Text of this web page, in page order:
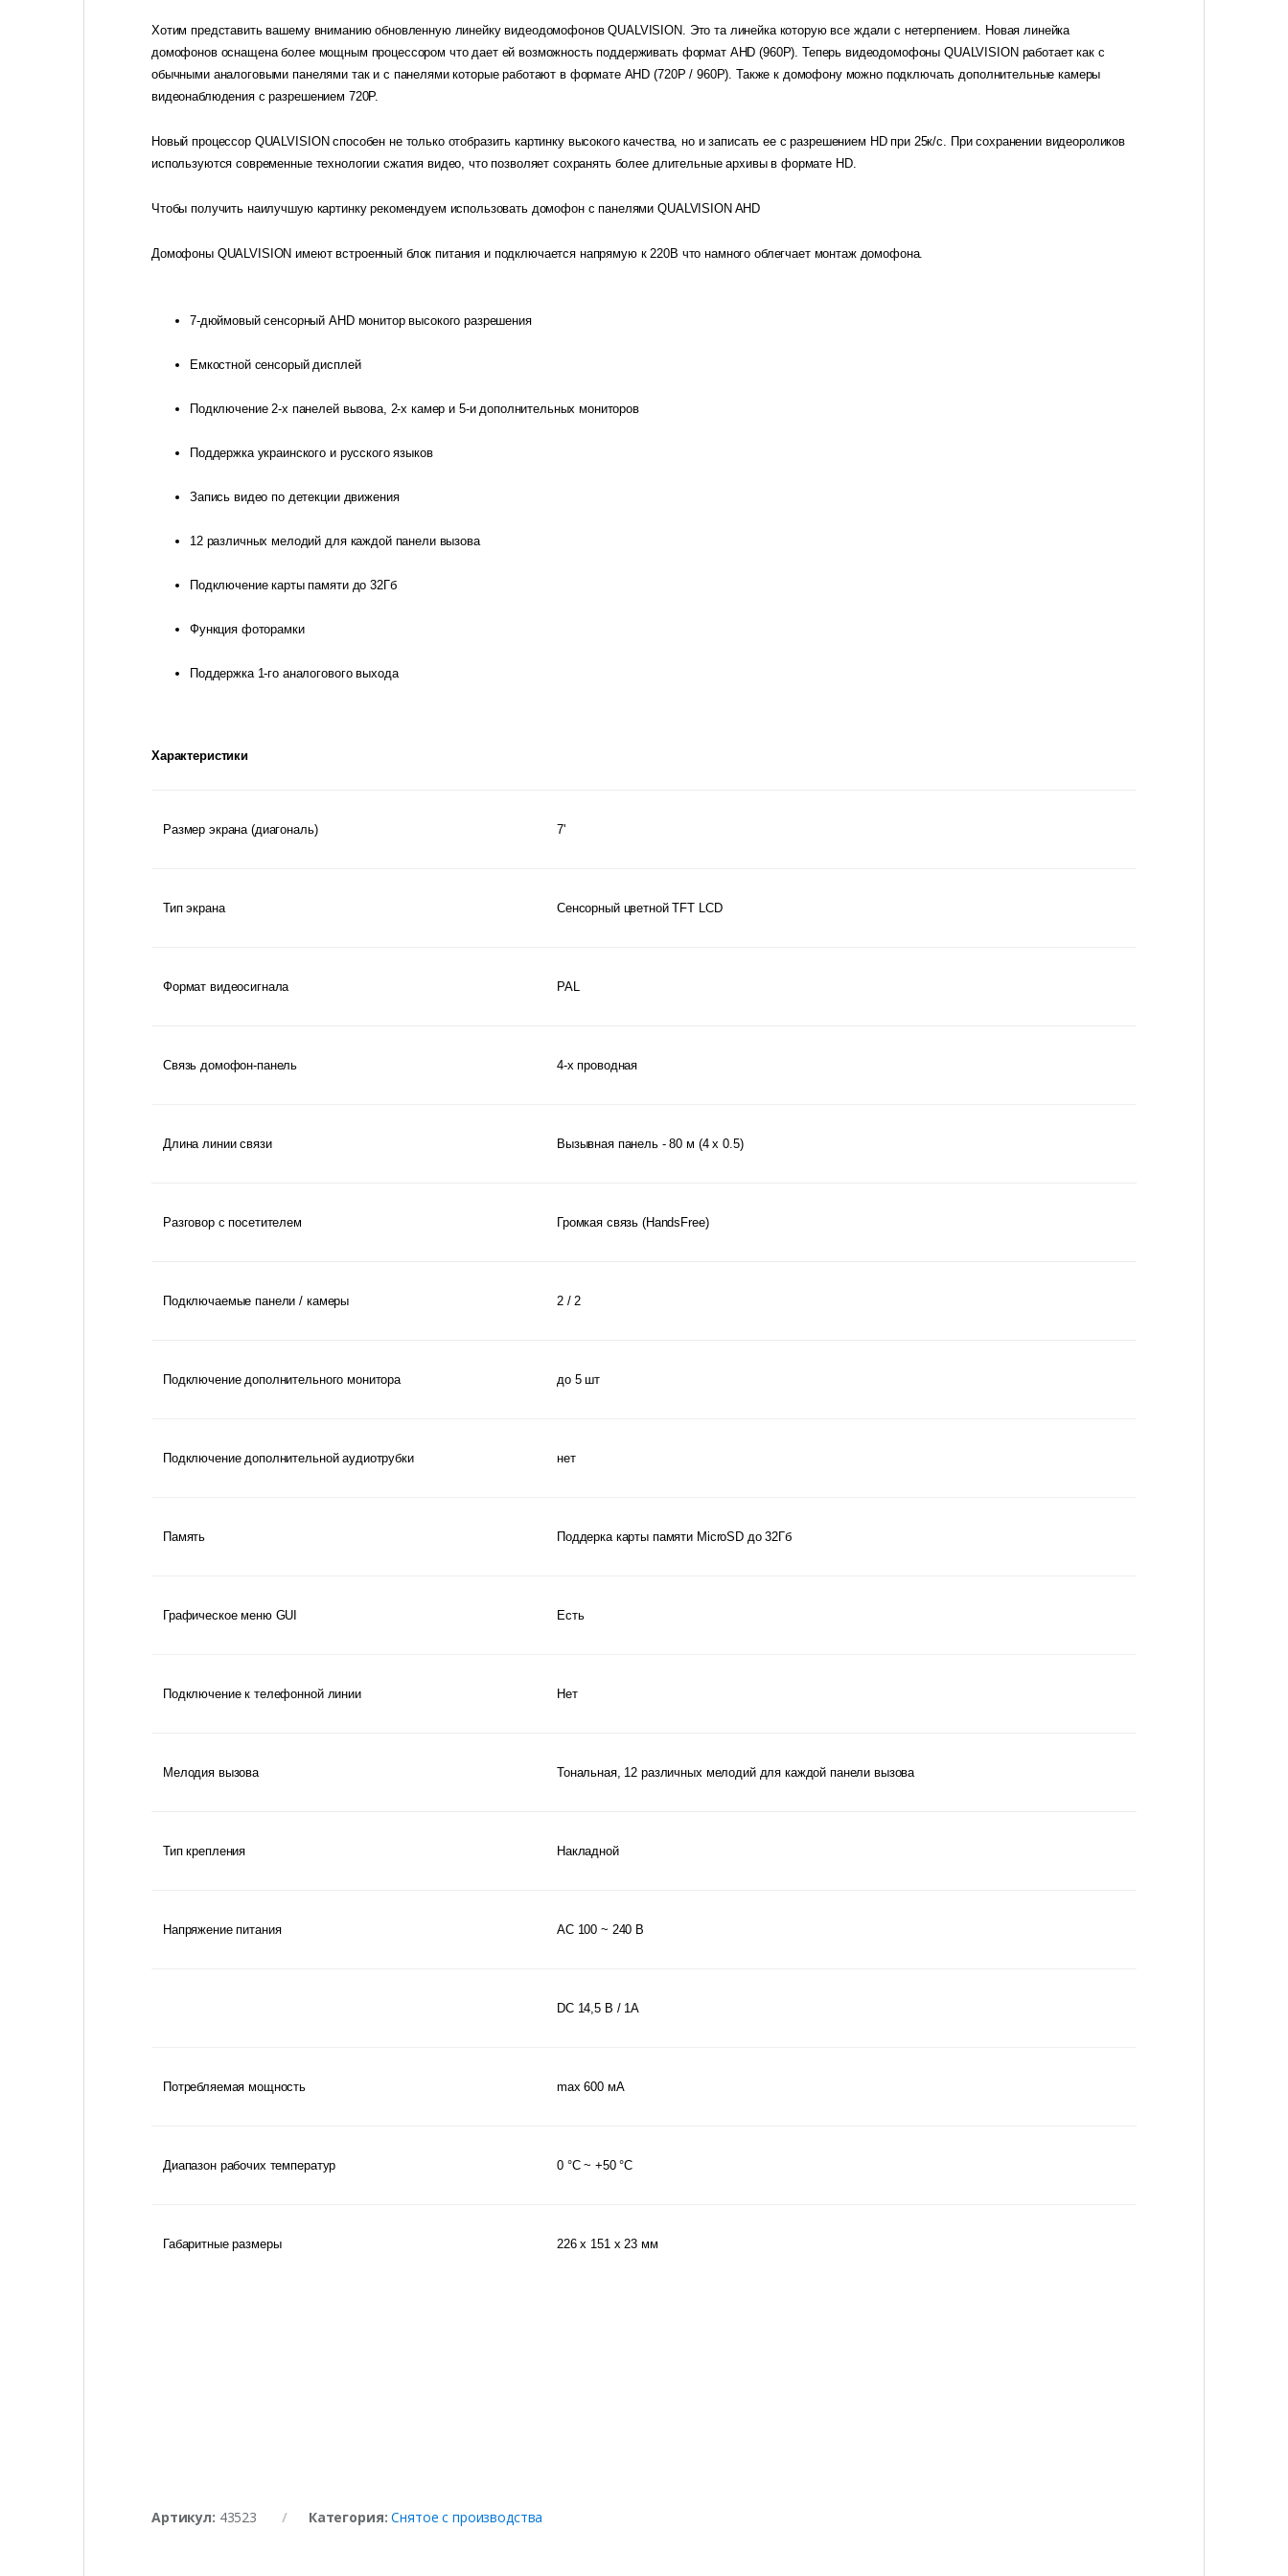
Хотим представить вашему вниманию обновленную линейку видеодомофонов QUALVISION. Это та линейка которую все ждали с нетерпением. Новая линейка
домофонов оснащена более мощным процессором что дает ей возможность поддерживать формат AHD (960Р). Теперь видеодомофоны QUALVISION работает как с
обычными аналоговыми панелями так и с панелями которые работают в формате AHD (720P / 960Р). Также к домофону можно подключать дополнительные камеры
видеонаблюдения с разрешением 720Р.
Новый процессор QUALVISION способен не только отобразить картинку высокого качества, но и записать ее с разрешением HD при 25к/с. При сохранении видеороликов
используются современные технологии сжатия видео, что позволяет сохранять более длительные архивы в формате HD.
Чтобы получить наилучшую картинку рекомендуем использовать домофон с панелями QUALVISION AHD
Домофоны QUALVISION имеют встроенный блок питания и подключается напрямую к 220В что намного облегчает монтаж домофона.
7-дюймовый сенсорный AHD монитор высокого разрешения
Емкостной сенсорый дисплей
Подключение 2-х панелей вызова, 2-х камер и 5-и дополнительных мониторов
Поддержка украинского и русского языков
Запись видео по детекции движения
12 различных мелодий для каждой панели вызова
Подключение карты памяти до 32Гб
Функция фоторамки
Поддержка 1-го аналогового выхода
Характеристики
Размер экрана (диагональ) 7'
Тип экрана Сенсорный цветной TFT LCD
Формат видеосигнала PAL
Связь домофон-панель 4-х проводная
Длина линии связи Вызывная панель - 80 м (4 х 0.5)
Разговор с посетителем Громкая связь (HandsFree)
Подключаемые панели / камеры 2 / 2
Подключение дополнительного монитора до 5 шт
Подключение дополнительной аудиотрубки нет
Память Поддерка карты памяти MicroSD до 32Гб
Графическое меню GUI Есть
Подключение к телефонной линии Нет
Мелодия вызова Тональная, 12 различных мелодий для каждой панели вызова
Тип крепления Накладной
Напряжение питания АС 100 ~ 240 В
DC 14,5 В / 1А
Потребляемая мощность max 600 мА
Диапазон рабочих температур 0 °С ~ +50 °С
Габаритные размеры 226 х 151 х 23 мм
Артикул: 43523 Категория:Снятое с производства